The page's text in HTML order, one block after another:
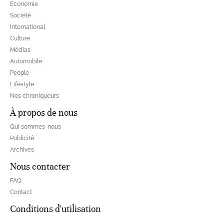
Economie
Société
International
Culture
Médias
Automobile
People
Lifestyle
Nos chroniqueurs
À propos de nous
Qui sommes-nous
Publicité
Archives
Nous contacter
FAQ
Contact
Conditions d'utilisation